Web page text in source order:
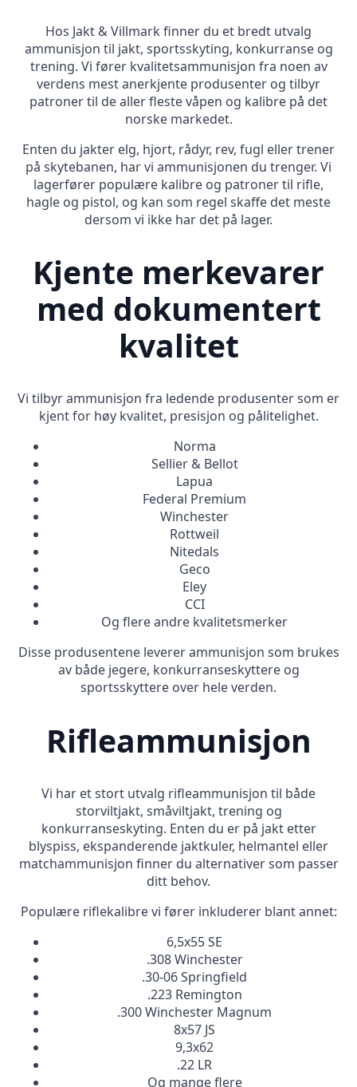
Hos Jakt & Villmark finner du et bredt utvalg
ammunisjon til jakt, sportsskyting, konkurranse og
trening. Vi fører kvalitetsammunisjon fra noen av
verdens mest anerkjente produsenter og tilbyr
patroner til de aller fleste våpen og kalibre på det
norske markedet.
Enten du jakter elg, hjort, rådyr, rev, fugl eller trener
på skytebanen, har vi ammunisjonen du trenger. Vi
lagerfører populære kalibre og patroner til rifle,
hagle og pistol, og kan som regel skaffe det meste
dersom vi ikke har det på lager.
Kjente merkevarer
med dokumentert
kvalitet
Vi tilbyr ammunisjon fra ledende produsenter som er
kjent for høy kvalitet, presisjon og pålitelighet.
Norma
Sellier & Bellot
Lapua
Federal Premium
Winchester
Rottweil
Nitedals
Geco
Eley
CCI
Og flere andre kvalitetsmerker
Disse produsentene leverer ammunisjon som brukes
av både jegere, konkurranseskyttere og
sportsskyttere over hele verden.
Rifleammunisjon
Vi har et stort utvalg rifleammunisjon til både
storviltjakt, småviltjakt, trening og
konkurranseskyting. Enten du er på jakt etter
blyspiss, ekspanderende jaktkuler, helmantel eller
matchammunisjon finner du alternativer som passer
ditt behov.
Populære riflekalibre vi fører inkluderer blant annet:
6,5x55 SE
.308 Winchester
.30-06 Springfield
.223 Remington
.300 Winchester Magnum
8x57 JS
9,3x62
.22 LR
Og mange flere